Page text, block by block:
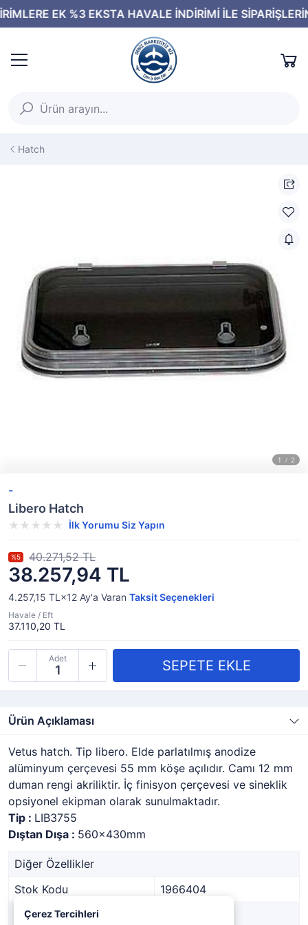
Hatch
-
Libero Hatch
İlk Yorumu Siz Yapın
38.257,94 TL
%5 40.271,52 TL
4.257,15 TL×12 Ay'a Varan Taksit Seçenekleri
Havale / Eft
37.110,20 TL
Adet
Ürün Açıklaması
Vetus hatch. Tip libero. Elde parlatılmış anodize
alüminyum çerçevesi 55 mm köşe açılıdır. Camı 12 mm
duman rengi akriliktir. İç finisyon çerçevesi ve sineklik
opsiyonel ekipman olarak sunulmaktadır.
Tip : LIB3755
Dıştan Dışa : 560x430mm
Diğer Özellikler
Stok Kodu
1966404
Marka
Çerez Tercihleri